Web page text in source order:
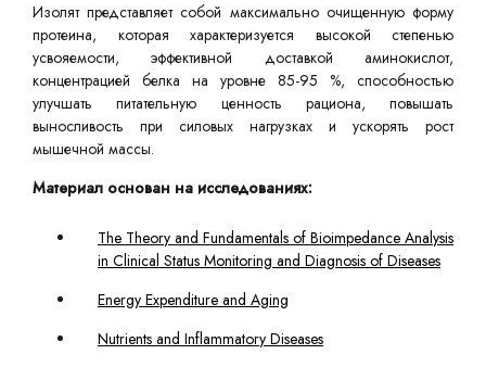
Изолят представляет собой максимально очищенную форму
протеина, которая характеризуется высокой степенью
усвояемости, эффективной доставкой аминокислот,
концентрацией белка на уровне 85-95 %, способностью
улучшать питательную ценность рациона, повышать
выносливость при силовых нагрузках и ускорять рост
мышечной массы.
Материал основан на исследованиях:
The Theory and Fundamentals of Bioimpedance Analysis
in Clinical Status Monitoring and Diagnosis of Diseases
Energy Expenditure and Aging
Nutrients and Inflammatory Diseases